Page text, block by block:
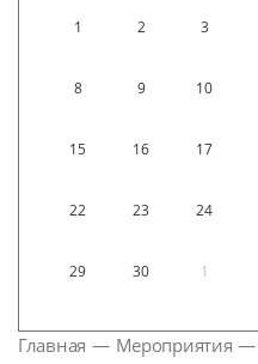
1 2 3
8 9 10
15 16 17
22 23 24
29 30 1
Главная — Мероприятия —